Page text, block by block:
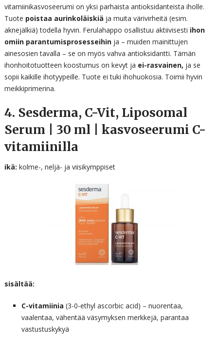
vitamiinikasvoseerumi on yksi parhaista antioksidanteista iholle.
Tuote poistaa aurinkoläiskiä ja muita värivirheitä (esim.
aknejälkiä) todella hyvin. Ferulahappo osallistuu aktiivisesti ihon
omiin parantumisprosesseihinja – muiden mainittujen
ainesosien tavalla – se on myös vahva antioksidantti. Tämän
ihonhoitotuotteen koostumus on kevyt ja ei-rasvainen, ja se
sopii kaikille ihotyypeille. Tuote ei tuki ihohuokosia. Toimii hyvin
meikkiprimerina.
4. Sesderma, C-Vit, Liposomal
Serum | 30 ml | kasvoseerumi C-
vitamiinilla
ikä: kolme-, neljä- ja viisikymppiset
sisältää:
C-vitamiinia (3-0-ethyl ascorbic acid) – nuorentaa,
vaalentaa, vähentää väsymyksen merkkejä, parantaa
vastustuskykyä